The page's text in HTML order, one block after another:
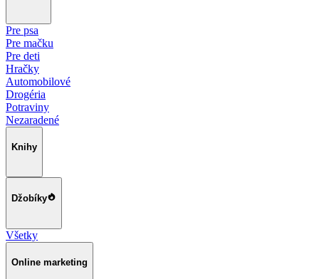
Pre psa
Pre mačku
Pre deti
Hračky
Automobilové
Drogéria
Potraviny
Nezaradené
Knihy
Džobíky
Všetky
Online marketing